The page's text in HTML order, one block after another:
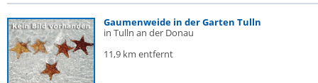
Gaumenweide in der Garten Tulln
in Tulln an der Donau
11,9 km entfernt